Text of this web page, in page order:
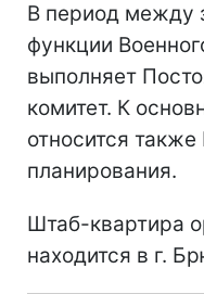
В период между
функции
выполняет
комитет. К
относится
планирования.
Штаб-квартира
находится в г.